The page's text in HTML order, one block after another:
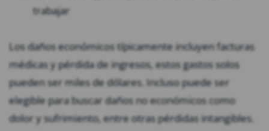
trabajar
Los daños económicos típicamente incluyen facturas
médicas y pérdida de ingresos, estos gastos solos
pueden ser miles de dólares. Incluso puede ser
elegible para buscar daños no económicos como
dolor y sufrimiento, entre otras pérdidas intangibles.